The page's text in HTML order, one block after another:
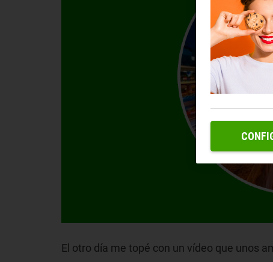
El otro día me topé con un vídeo que unos